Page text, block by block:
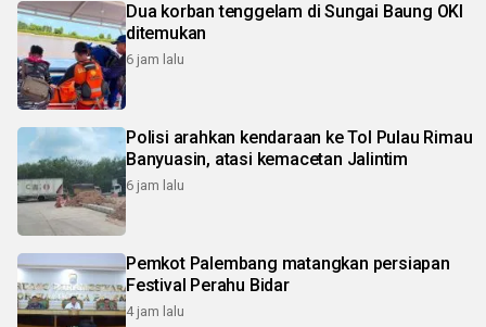
Dua korban tenggelam di Sungai Baung OKI
ditemukan
6 jam lalu
Polisi arahkan kendaraan ke Tol Pulau Rimau
Banyuasin, atasi kemacetan Jalintim
6 jam lalu
Pemkot Palembang matangkan persiapan
Festival Perahu Bidar
4 jam lalu